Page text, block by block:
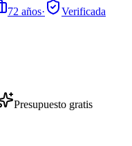
72 años·
Verificada
Presupuesto gratis